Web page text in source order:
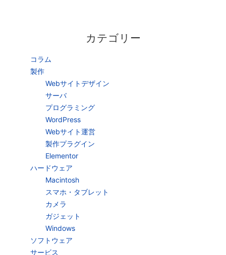
カテゴリー
コラム
製作
Webサイトデザイン
サーバ
プログラミング
WordPress
Webサイト運営
製作プラグイン
Elementor
ハードウェア
Macintosh
スマホ・タブレット
カメラ
ガジェット
Windows
ソフトウェア
サービス